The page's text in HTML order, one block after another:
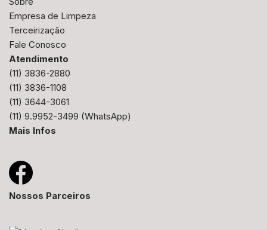
Empresa de Limpeza
Terceirização
Fale Conosco
Atendimento
(11) 3836-2880
(11) 3836-1108
(11) 3644-3061
(11) 9.9952-3499 (WhatsApp)
Mais Infos
Nossos Parceiros